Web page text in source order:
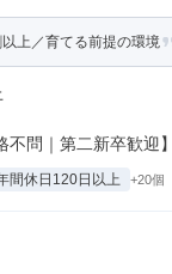
上／育てる前提の環境
問｜第二新卒歓迎
間休日120日以上 +20個